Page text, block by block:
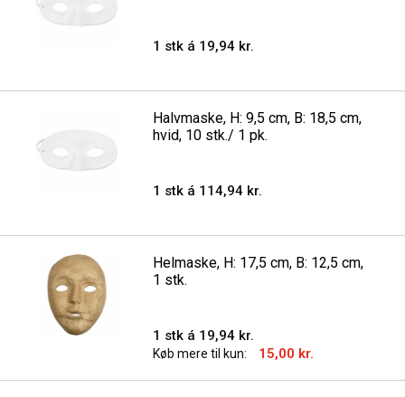
1 stk á 19,94 kr.
Halvmaske, H: 9,5 cm, B: 18,5 cm,
hvid, 10 stk./ 1 pk.
1 stk á 114,94 kr.
Helmaske, H: 17,5 cm, B: 12,5 cm,
1 stk.
1 stk á 19,94 kr.
Køb mere til kun: 15,00 kr.